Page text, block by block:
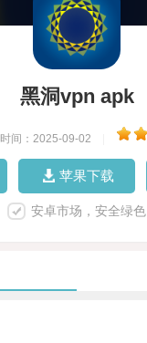
黑洞vpn apk
时间：2025-09-02
苹果下载
安卓市场，安全绿色